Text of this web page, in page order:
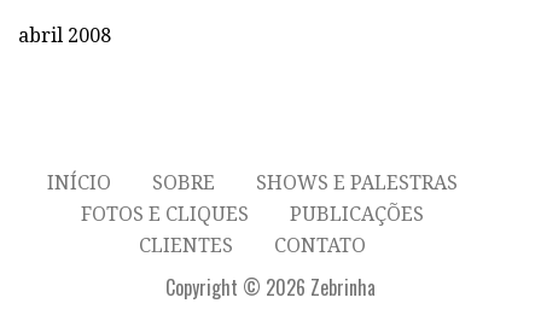
abril 2008
INÍCIO SOBRE
SHOWS E PALESTRAS
FOTOS E CLIQUES
PUBLICAÇÕES
CLIENTES
CONTATO
Copyright © 2026 Zebrinha